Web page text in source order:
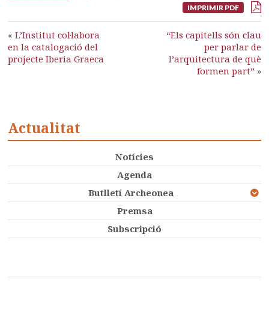
IMPRIMIR PDF
«L’Institut col·labora
en la catalogació del
projecte Iberia Graeca
“Els capitells són clau
per parlar de
l’arquitectura de què
formen part” »
Actualitat
Notícies
Agenda
Butlletí Archeonea
Premsa
Subscripció